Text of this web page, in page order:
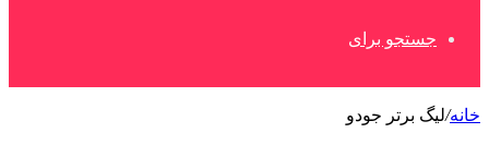
جستجو برای
خانه/لیگ برتر جودو